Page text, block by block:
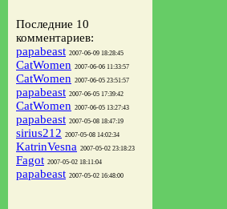
Последние 10
комментариев:
papabeast 2007-06-09 18:28:45
CatWomen 2007-06-06 11:33:57
CatWomen 2007-06-05 23:51:57
papabeast 2007-06-05 17:39:42
CatWomen 2007-06-05 13:27:43
papabeast 2007-05-08 18:47:19
sirius212 2007-05-08 14:02:34
KatrinVesna 2007-05-02 23:18:23
Fagot 2007-05-02 18:11:04
papabeast 2007-05-02 16:48:00